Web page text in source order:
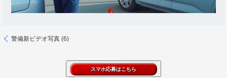
警備新ビデオ写真 (6)